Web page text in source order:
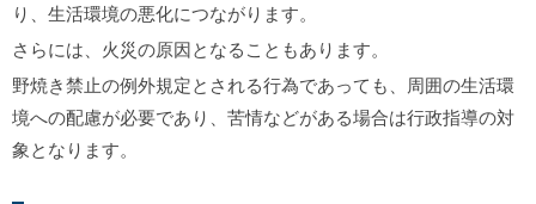
り、生活環境の悪化につながります。
さらには、火災の原因となることもあります。
野焼き禁止の例外規定とされる行為であっても、周囲の生活環
境への配慮が必要であり、苦情などがある場合は行政指導の対
象となります。